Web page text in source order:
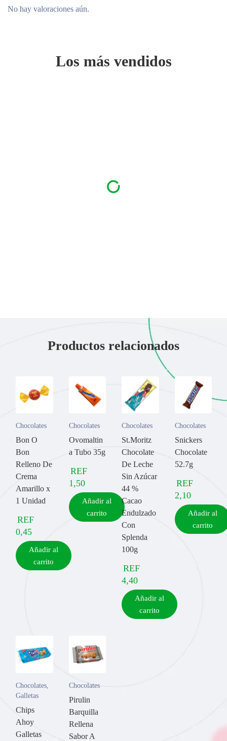
No hay valoraciones aún.
Los más vendidos
Productos relacionados
Chocolates
Bon O
Bon
Relleno De
Crema
Amarillo x
1 Unidad
REF
0,45
Añadir al
carrito
Chocolates
Ovomaltin
a Tubo 35g
REF
1,50
Añadir al
carrito
Chocolates
St.Moritz
Chocolate
De Leche
Sin Azúcar
44 %
Cacao
Endulzado
Con
Splenda
100g
REF
4,40
Añadir al
carrito
Chocolates
Snickers
Chocolate
52.7g
REF
2,10
Añadir al
carrito
Chocolates
Galletas
Chips
Ahoy
Galletas
Chocolates
Pirulin
Barquilla
Rellena
Sabor A